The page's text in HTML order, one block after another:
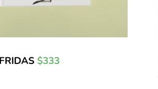
$333